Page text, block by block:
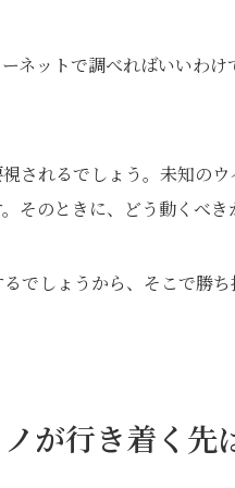
ネットで調べればいいわ
されるでしょう。未知の
そのときに、どう動くべ
でしょうから、そこで勝
が行き着く先